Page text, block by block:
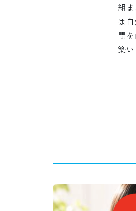
組
は
間
築